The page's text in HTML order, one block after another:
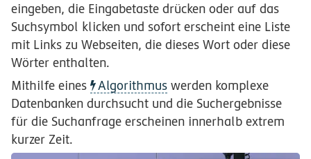
eingeben, die Eingabetaste drücken oder auf das
Suchsymbol klicken und sofort erscheint eine Liste
mit Links zu Webseiten, die dieses Wort oder diese
Wörter enthalten.
Mithilfe eines
Algorithmus werden komplexe
Datenbanken durchsucht und die Suchergebnisse
für die Suchanfrage erscheinen innerhalb extrem
kurzer Zeit.